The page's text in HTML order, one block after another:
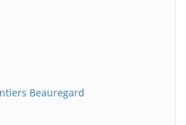
Beauregard